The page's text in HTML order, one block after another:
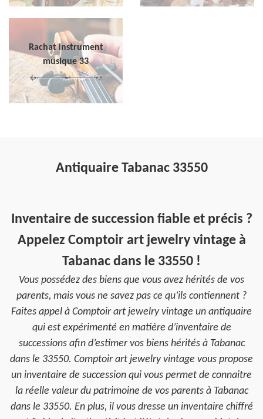
Rachat instrument
musique 33
Antiquaire Tabanac 33550
Inventaire de succession fiable et précis ?
Appelez Comptoir art jewelry vintage à
Tabanac dans le 33550 !
Vous possédez des biens que vous avez hérités de vos
parents, mais vous ne savez pas ce qu’ils contiennent ?
Faites appel à Comptoir art jewelry vintage un antiquaire
qui est expérimenté en matière d’inventaire de
successions afin d’estimer vos biens hérités à Tabanac
dans le 33550. Comptoir art jewelry vintage vous propose
un inventaire de succession qui vous permet de connaitre
la réelle valeur du patrimoine de vos parents à Tabanac
dans le 33550. En plus, il vous dresse un inventaire chiffré